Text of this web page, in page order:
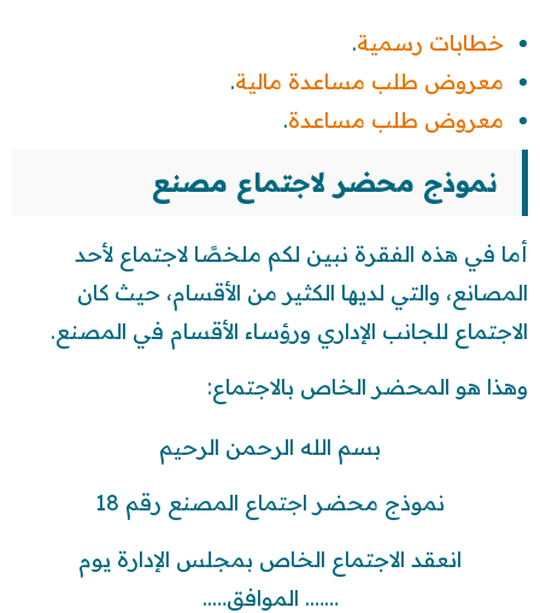
خطابات رسمية.
معروض طلب مساعدة مالية.
معروض طلب مساعدة.
نموذج محضر لاجتماع مصنع
أما في هذه الفقرة نبين لكم ملخصًا لاجتماع لأحد
المصانع، والتي لديها الكثير من الأقسام، حيث كان
الاجتماع للجانب الإداري ورؤساء الأقسام في المصنع.
وهذا هو المحضر الخاص بالاجتماع:
بسم الله الرحمن الرحيم
نموذج محضر اجتماع المصنع رقم 18
انعقد الاجتماع الخاص بمجلس الإدارة يوم
……. الموافق…..